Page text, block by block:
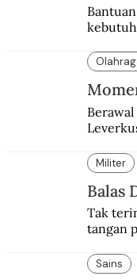
Militer
Balas
Tak
tangan
Sains